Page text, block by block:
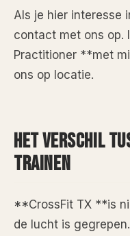
Als je hier interesse
contact met ons
Practitioner **met
ons op locatie.
HET VERSCHIL
TRAINEN
**CrossFit TX **is
de lucht is